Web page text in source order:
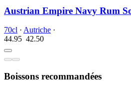
Austrian Empire Navy Rum
70cl · Autriche ·
44.95 42.50
Boissons recommandées